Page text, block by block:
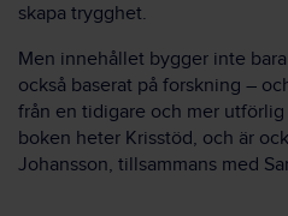
skapa trygghet.
Men innehållet bygger inte
också baserat på forskning –
från en tidigare och mer utförlig
boken heter Krisstöd, och är
Johansson, tillsammans med